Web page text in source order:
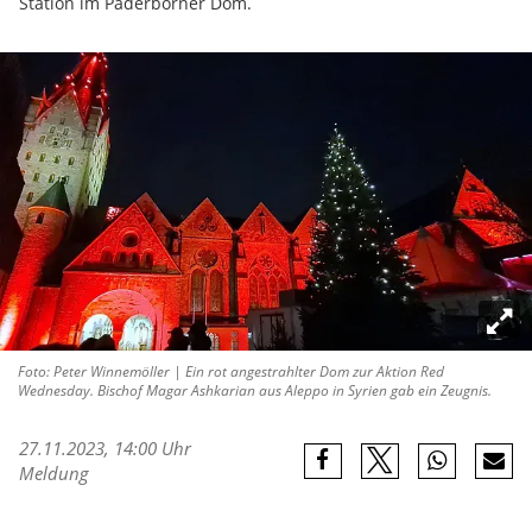
Foto: Peter Winnemöller | Ein rot angestrahlter Dom zur Aktion Red
Wednesday. Bischof Magar Ashkarian aus Aleppo in Syrien gab ein Zeugnis.
27.11.2023, 14:00 Uhr
Meldung